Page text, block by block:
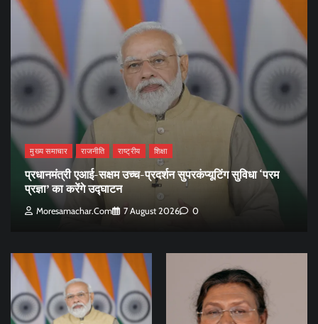
मुख्य समाचार राजनीति राष्ट्रीय शिक्षा
प्रधानमंत्री एआई-सक्षम उच्च-प्रदर्शन सुपरकंप्यूटिंग सुविधा ‘परम
प्रज्ञा’ का करेंगे उद्घाटन
Moresamachar.com 7 August 2026 0